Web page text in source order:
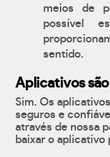
meios de
possível
sentido.
Aplicativos
Sim. Os
seguros e
através de nossa
baixar o aplicativo